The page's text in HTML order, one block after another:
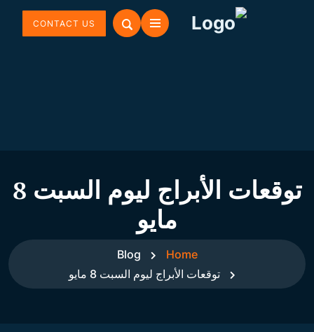
CONTACT US
توقعات الأبراج ليوم السبت 8
مايو
Home
Blog
توقعات الأبراج ليوم السبت 8 مايو